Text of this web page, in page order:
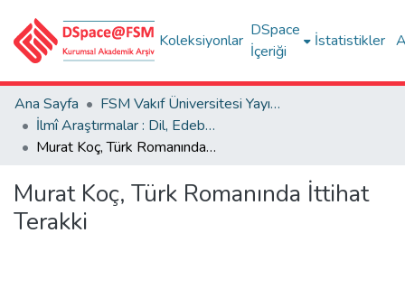
Koleksiyonlar
DSpace
İçeriği
İstatistikler
Ana Sayfa
FSM Vakıf Üniversitesi Yayınları / Publications of FSM Vakif University
İlmî Araştırmalar : Dil, Edebiyat, Tarih İncelemeleri
Murat Koç, Türk Romanında İttihat Terakki
Murat Koç, Türk Romanında İttihat
Terakki